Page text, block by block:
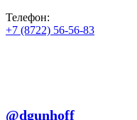
Телефон:
+7 (8722) 56-56-83
@dgunhoff